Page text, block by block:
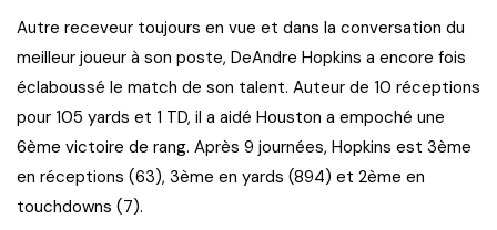
Autre receveur toujours en vue et dans la conversation du
meilleur joueur à son poste, DeAndre Hopkins a encore fois
éclaboussé le match de son talent. Auteur de 10 réceptions
pour 105 yards et 1 TD, il a aidé Houston a empoché une
6ème victoire de rang. Après 9 journées, Hopkins est 3ème
en réceptions (63), 3ème en yards (894) et 2ème en
touchdowns (7).